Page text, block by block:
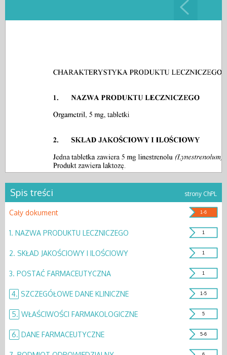
Spis treści strony ChPL
Cały dokument 1-6
1. NAZWA PRODUKTU LECZNICZEGO 1
2. SKŁAD JAKOŚCIOWY I ILOŚCIOWY 1
3. POSTAĆ FARMACEUTYCZNA 1
4. SZCZEGÓŁOWE DANE KLINICZNE 1-5
5. WŁAŚCIWOŚCI FARMAKOLOGICZNE 5
6. DANE FARMACEUTYCZNE 5-6